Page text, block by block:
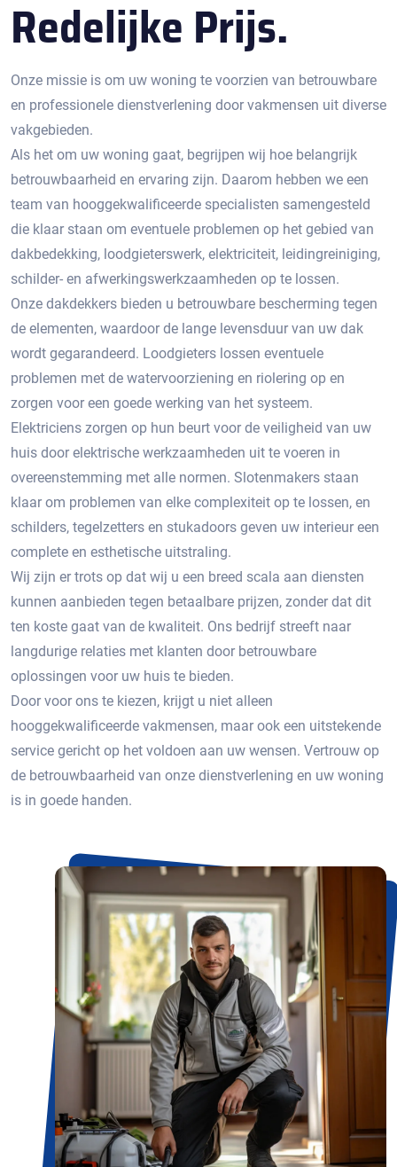
Redelijke Prijs.
Onze missie is om uw woning te voorzien van betrouwbare
en professionele dienstverlening door vakmensen uit diverse
vakgebieden.
Als het om uw woning gaat, begrijpen wij hoe belangrijk
betrouwbaarheid en ervaring zijn. Daarom hebben we een
team van hooggekwalificeerde specialisten samengesteld
die klaar staan om eventuele problemen op het gebied van
dakbedekking, loodgieterswerk, elektriciteit, leidingreiniging,
schilder- en afwerkingswerkzaamheden op te lossen.
Onze dakdekkers bieden u betrouwbare bescherming tegen
de elementen, waardoor de lange levensduur van uw dak
wordt gegarandeerd. Loodgieters lossen eventuele
problemen met de watervoorziening en riolering op en
zorgen voor een goede werking van het systeem.
Elektriciens zorgen op hun beurt voor de veiligheid van uw
huis door elektrische werkzaamheden uit te voeren in
overeenstemming met alle normen. Slotenmakers staan ​​
klaar om problemen van elke complexiteit op te lossen, en
schilders, tegelzetters en stukadoors geven uw interieur een
complete en esthetische uitstraling.
Wij zijn er trots op dat wij u een breed scala aan diensten
kunnen aanbieden tegen betaalbare prijzen, zonder dat dit
ten koste gaat van de kwaliteit. Ons bedrijf streeft naar
langdurige relaties met klanten door betrouwbare
oplossingen voor uw huis te bieden.
Door voor ons te kiezen, krijgt u niet alleen
hooggekwalificeerde vakmensen, maar ook een uitstekende
service gericht op het voldoen aan uw wensen. Vertrouw op
de betrouwbaarheid van onze dienstverlening en uw woning
is in goede handen.